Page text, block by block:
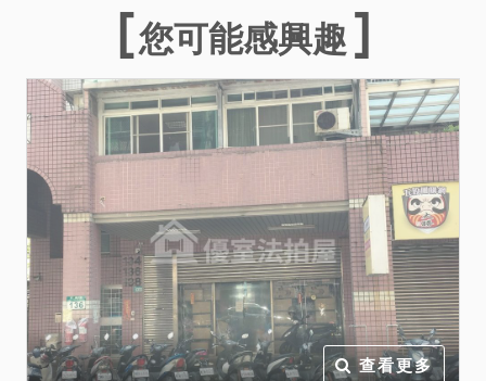
相同條件優先承買之權，有
二人以上願意優先承買者，
以抽籤定之，並由本院依主
張優先承買權者所提出之證
據形式認定後決定是否准予
優先承買，對認定不服者應
自行向民事法院提起確認優
先承買權存在與否之訴訟，
因上開調查及訴訟進行時間
需耗費相當時日，於訴訟確
定前均不退還所繳保證金及
價金，若確認優先承買權人
得優先承買，則無息退還保
您可能感興趣
查看更多